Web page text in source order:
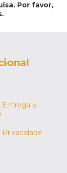
Por favor,
Entrega e
Privacidade